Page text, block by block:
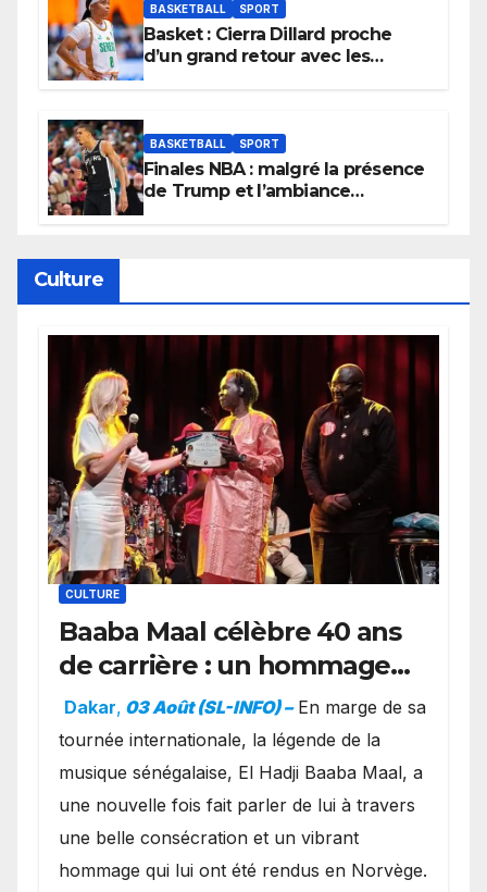
BASKETBALL SPORT
Basket : Cierra Dillard proche
d’un grand retour avec les
BASKETBALL SPORT
Finales NBA : malgré la présence
de Trump et l’ambiance
Culture
CULTURE
Baaba Maal célèbre 40 ans
de carrière : un hommage
exceptionnel à Oslo en
présence de la famille
royale.
Dakar, 03 Août (SL-INFO) – ​En marge de sa
tournée internationale, la légende de la
musique sénégalaise, El Hadji Baaba Maal, a
une nouvelle fois fait parler de lui à travers
une belle consécration et un vibrant
hommage qui lui ont été rendus en Norvège.